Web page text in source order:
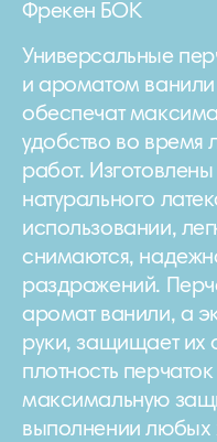
Фрекен БОК
Универсальные
и ароматом
обеспечат
удобство во время
работ.
натурального
использовании,
снимаются,
раздражений.
аромат ванили, а
руки, защищает их
плотность
максимальную
выполнении любых